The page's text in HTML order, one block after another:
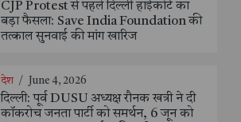
CJP Protest से पहले दिल्ली हाईकोर्ट का
बड़ा फैसला: Save India Foundation की
तत्काल सुनवाई की मांग खारिज
देश / June 4, 2026
दिल्ली: पूर्व DUSU अध्यक्ष रौनक खत्री ने दी
कॉकरोच जनता पार्टी को समर्थन, 6 जून को